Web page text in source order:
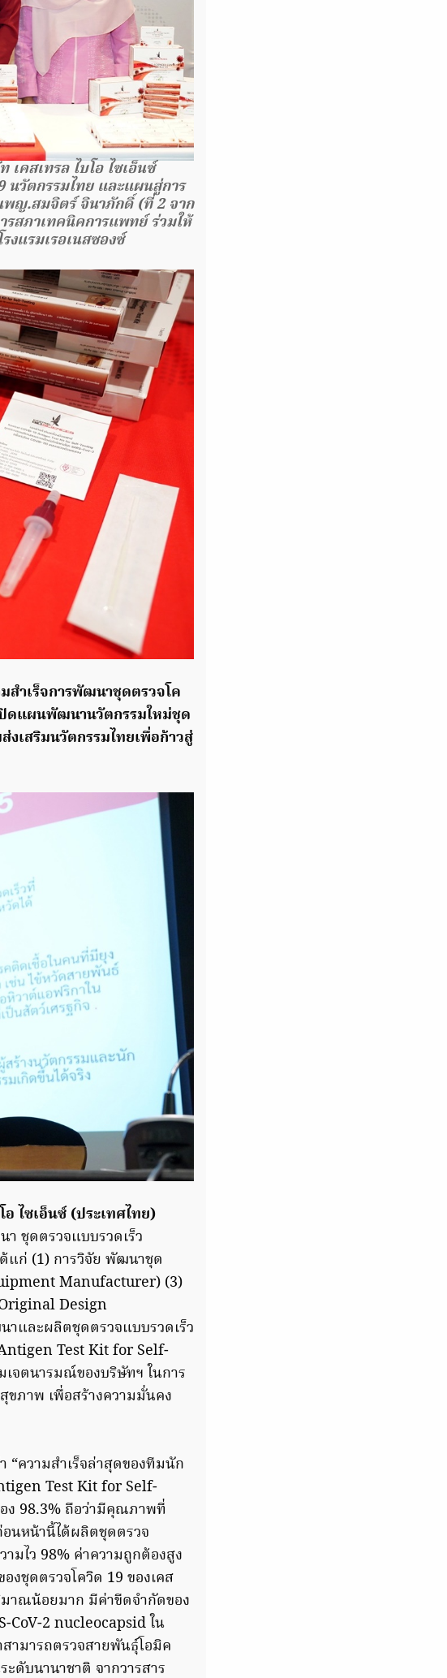
คสเทรล ไบโอ ไซเอ็นซ์
นวัตกรรมไทย และแผนสู่การ
ญ.สมจิตร์ จินาภักดิ์ (ที่ 2 จาก
รสภาเทคนิคการแพทย์ ร่วมให้
แรมเรอเนสซองซ์
สำเร็จการพัฒนาชุดตรวจโค
ดแผนพัฒนานวัตกรรมใหม่ชุด
เสริมนวัตกรรมไทยเพื่อก้าวสู่
ไซเอ็นซ์ (ประเทศไทย)
ชุดตรวจแบบรวดเร็ว
แก่ (1) การวิจัย พัฒนาชุด
Manufacturer) (3)
Design
และผลิตชุดตรวจแบบรวดเร็ว
Test Kit for Self-
จตนารมณ์ของบริษัทฯ ในการ
ขภาพ เพื่อสร้างความมั่นคง
“ความสำเร็จล่าสุดของทีมนัก
Test Kit for Self-
ง 98.3% ถือว่ามีคุณภาพที่
อนหน้านี้ได้ผลิตชุดตรวจ
มไว 98% ค่าความถูกต้องสูง
งชุดตรวจโควิด 19 ของเคส
มาณน้อยมาก มีค่าขีดจำกัดของ
CoV-2 nucleocapsid ใน
ามารถตรวจสายพันธุ์โอมิค
ดับนานาชาติ จากวารสาร